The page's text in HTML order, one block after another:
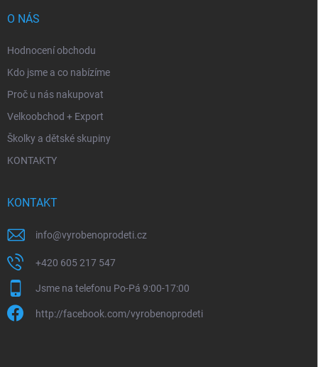
O NÁS
Hodnocení obchodu
Kdo jsme a co nabízíme
Proč u nás nakupovat
Velkoobchod + Export
Školky a dětské skupiny
KONTAKTY
KONTAKT
info@vyrobenoprodeti.cz
+420 605 217 547
Jsme na telefonu Po-Pá 9:00-17:00
http://facebook.com/vyrobenoprodeti